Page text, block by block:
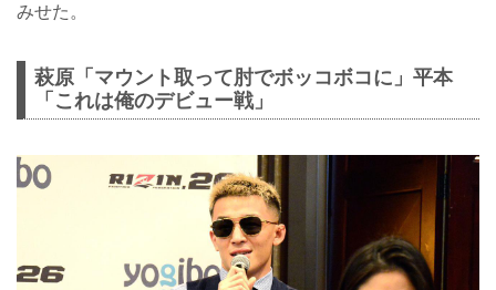
みせた。
萩原「マウント取って肘でボッコボコに」平本
「これは俺のデビュー戦」